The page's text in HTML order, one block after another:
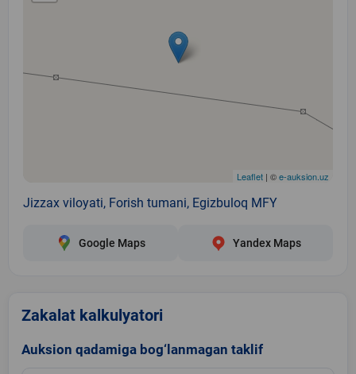
Leaflet | ©e-auksion.uz
Jizzax viloyati, Forish tumani, Egizbuloq MFY
Google Maps Yandex Maps
Zakalat kalkulyatori
Auksion qadamiga bog‘lanmagan taklif